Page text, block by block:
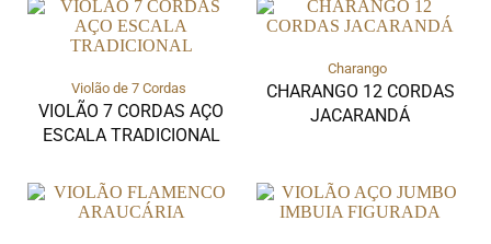
Violão de 7 Cordas
VIOLÃO 7 CORDAS AÇO
ESCALA TRADICIONAL
Charango
CHARANGO 12 CORDAS
JACARANDÁ